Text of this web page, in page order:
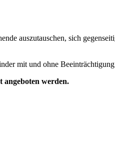
auszutauschen, sich
mit und ohne
angeboten werden.